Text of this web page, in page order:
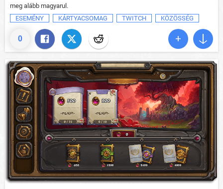
0
meg alább magyarul.
ESEMÉNY
KÁRTYACSOMAG TWITCH KÖZÖSSÉG